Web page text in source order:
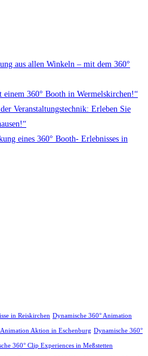
aus allen Winkeln – mit dem 360°
einem 360° Booth in Wermelskirchen!“
Veranstaltungstechnik: Erleben Sie
eines 360° Booth- Erlebnisses in
in Reiskirchen Dynamische 360° Animation
Aktion in Eschenburg Dynamische 360°
360° Clip Experiences in Meßstetten